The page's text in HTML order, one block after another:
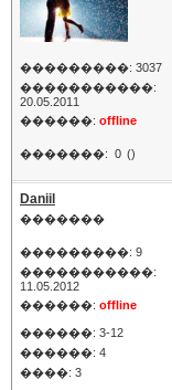
���������: 3037
�����������:
20.05.2011
������: offline
�������: 0 ()
Daniil
�������
���������: 9
�����������:
11.05.2012
������: offline
������: 3-12
������: 4
����: 3